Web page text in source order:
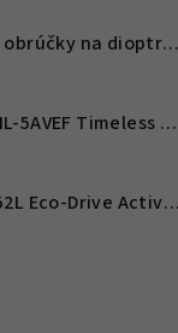
Harley-Davidson obrúčky na dioptrické okuliare HD00011 026 55
Casio AE-1200WHL-5AVEF Timeless Collection 42mm 10ATM
Citizen BM7631-52L Eco-Drive Active Sport 41mm 10ATM